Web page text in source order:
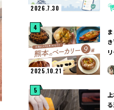
2026.7.30
4
2025.10.21
5